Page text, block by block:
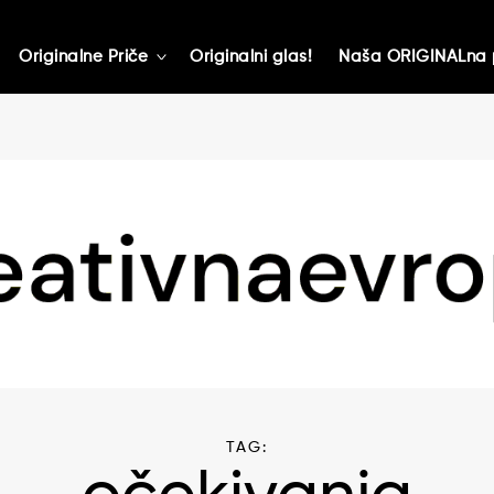
Originalne Priče toggle
Originalni glas! Naša
TAG: